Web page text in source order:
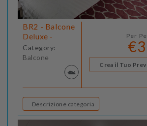
BR2 - Balcone
Deluxe -
Category:
Balcone
Per
Crea il Tuo
Descrizione categoria